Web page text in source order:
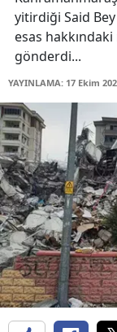
yitirdiği Said
esas hakkındaki
gönderdi...
YAYINLAMA: 17 Ekim